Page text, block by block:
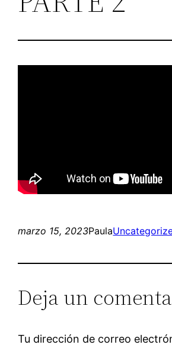
marzo 15, 2023Paula
Deja un
Tu dirección de correo